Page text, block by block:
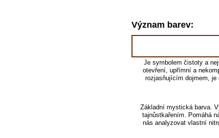
Význam barev:
Je symbolem čistoty a
otevření, upřímní a
rozjasňujícím dojmem,
Základní mystická barva.
tajnůstkařením. Pomáhá
nás analyzovat vlastní